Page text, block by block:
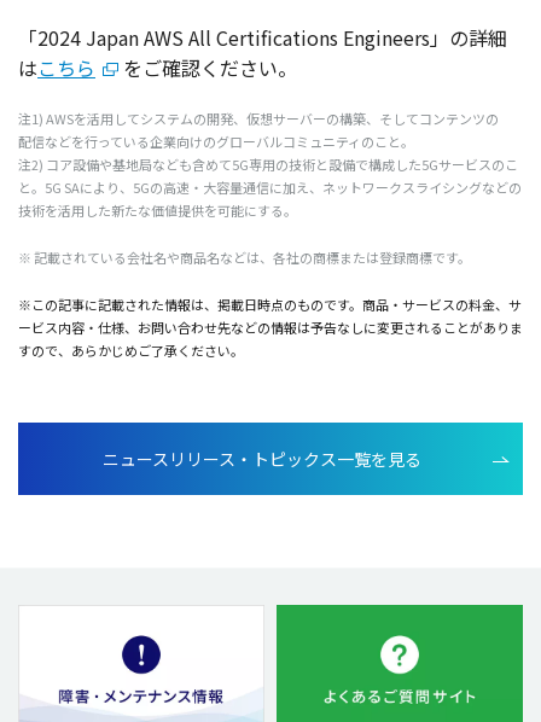
「2024 Japan AWS All Certifications Engineers」の詳細
はこちら をご確認ください。
注1) AWSを活用 してシステムの開発、 仮想サーバーの構築、そしてコンテンツの
配信などを行っている企業向けのグローバルコミュニティ のこと。
注2) コア設備や基地局なども含めて5G専用の技術と設備で構成した5Gサービスのこ
と。5G SAにより、5Gの高速 ・ 大容量通信に加え、 ネットワークスライシングなどの
技術を活用 した新たな価値提供を可能にする。
※記載されている会社名や商品名などは、 各社の商標または登録商標です。
※この記事に記載された情報は、掲載日時点のものです。商品・サービスの料金、サ
ービス内容・仕様、お問い合わせ先などの情報は予告なしに変更されることがありま
すので、あらかじめご了承ください。
ニュースリリース・トピックス一覧を見る